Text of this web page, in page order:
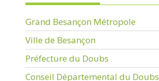
Grand Besançon Métropole
Ville de Besançon
Préfecture du Doubs
Conseil Départemental du Doubs